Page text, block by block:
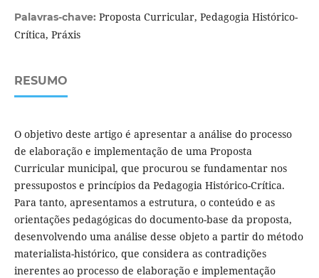
Palavras-chave: Proposta Curricular, Pedagogia Histórico-
Crítica, Práxis
RESUMO
O objetivo deste artigo é apresentar a análise do processo
de elaboração e implementação de uma Proposta
Curricular municipal, que procurou se fundamentar nos
pressupostos e princípios da Pedagogia Histórico-Crítica.
Para tanto, apresentamos a estrutura, o conteúdo e as
orientações pedagógicas do documento-base da proposta,
desenvolvendo uma análise desse objeto a partir do método
materialista-histórico, que considera as contradições
inerentes ao processo de elaboração e implementação